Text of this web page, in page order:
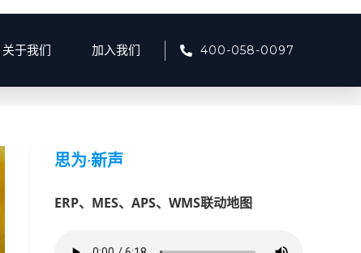
关于我们 加入我们 400-058-0097
> 智慧餐厨 > 第 28页
思为·新声
ERP、MES、APS、WMS联动地图